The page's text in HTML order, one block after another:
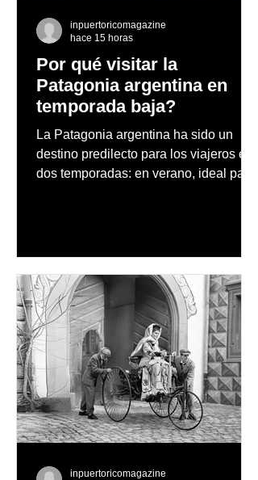
Por qué visitar la
Patagonia argentina en
temporada baja?
La Patagonia argentina ha sido un
destino predilecto para los viajeros en
dos temporadas: en verano, ideal para
nevados en las montañas
inpuertoricomagazine
hace 15 horas
inpuertoricomagazine